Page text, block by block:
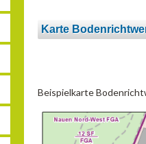
Karte
Beispielkarte